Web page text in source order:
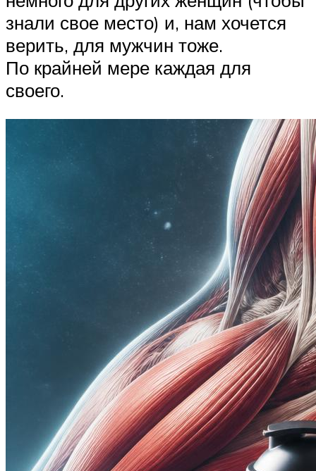
знали свое место) и, нам хочется
верить, для мужчин тоже.
По крайней мере каждая для
своего.